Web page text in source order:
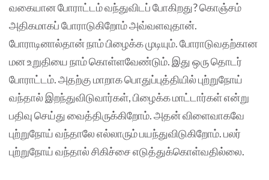
வகையான போராட்டம் வந்துவிடப் போகிறது? கொஞ்சம்
அதிகமாகப் போராடுகிறோம் அவ்வளவுதான்.
போராடினால்தான் நாம் பிழைக்க முடியும். போராடுவதற்கான
மன உறுதியை நாம் கொள்ளவேண்டும். இது ஒரு தொடர்
போராட்டம். அதற்கு மாறாக பொதுப்புத்தியில் புற்றுநோய்
வந்தால் இறந்துவிடுவார்கள், பிழைக்க மாட்டார்கள் என்று
பதிவு செய்து வைத்திருக்கிறோம். அதன் விளைவாகவே
புற்றுநோய் வந்தாலே எல்லாரும் பயந்துவிடுகிறோம். பலர்
புற்றுநோய் வந்தால் சிகிச்சை எடுத்துக்கொள்வதில்லை.